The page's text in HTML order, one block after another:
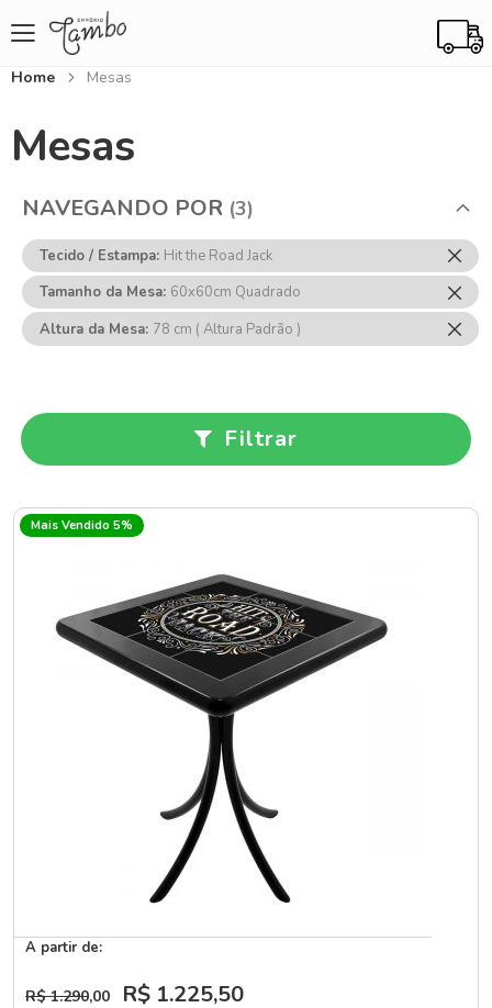
Home Mesas
Mesas
Filtrar
Mais Vendido 5%
A partir de:
R$ 1.290,00 R$ 1.225,50
NAVEGANDO POR
Tecido / Estampa Hit the Road Jack
Esse
Item
Tamanho da Mesa 60x60cm Quadrado
Esse
Item
Altura da Mesa 78 cm ( Altura Padrão )
Esse